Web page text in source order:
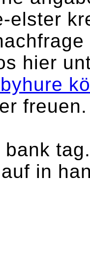
elster
hier
freuen.
in